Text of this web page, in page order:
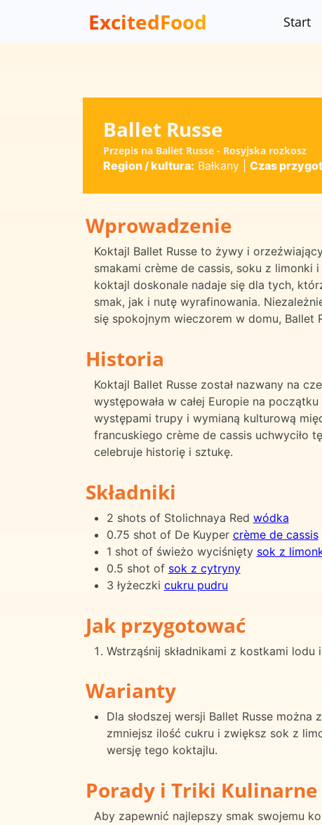
ExcitedFood Start
Ballet Russe
Przepis na Ballet Russe - Rosyjska rozkosz
Region / kultura: Bałkany| Czas
Wprowadzenie
Koktajl Ballet Russe to żywy i
smakami crème de cassis, soku z limonki
koktajl doskonale nadaje się dla tych,
smak, jak i nutę wyrafinowania.
się spokojnym wieczorem w domu, Ballet
Historia
Koktajl Ballet Russe został nazwany na
występowała w całej Europie na
występami trupy i wymianą kulturową
francuskiego crème de cassis uchwyciło
celebruje historię i sztukę.
Składniki
2 shots of Stolichnaya Red wódka
0.75 shot of De Kuyper crème de cassis
1 shot of świeżo wyciśnięty sok z
0.5 shot of sok z cytryny
3 łyżeczki cukru pudru
Jak przygotować
Wstrząśnij składnikami z kostkami
Warianty
Dla słodszej wersji Ballet Russe
zmniejsz ilość cukru i zwiększ sok z
wersję tego koktajlu.
Porady i Triki Kulinarne
Aby zapewnić najlepszy smak swojemu